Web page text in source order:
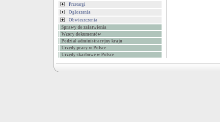
Przetargi
Ogłoszenia
Obwieszczenia
Sprawy do załatwienia
Wzory dokumentów
Podział administracyjny kraju
Urzędy pracy w Polsce
Urzędy skarbowe w Polsce